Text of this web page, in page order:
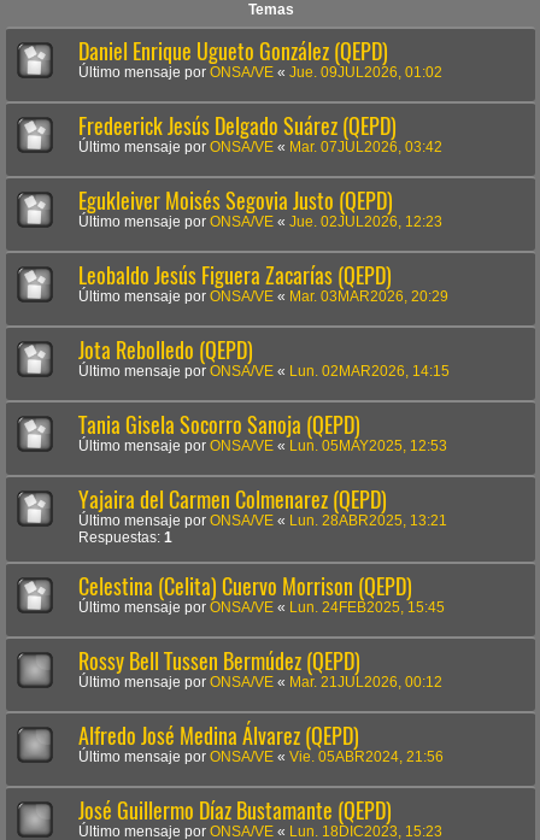
Temas
Daniel Enrique Ugueto González (QEPD)
Último mensaje por ONSA/VE « Jue. 09JUL2026, 01:02
Fredeerick Jesús Delgado Suárez (QEPD)
Último mensaje por ONSA/VE « Mar. 07JUL2026, 03:42
Egukleiver Moisés Segovia Justo (QEPD)
Último mensaje por ONSA/VE « Jue. 02JUL2026, 12:23
Leobaldo Jesús Figuera Zacarías (QEPD)
Último mensaje por ONSA/VE « Mar. 03MAR2026, 20:29
Jota Rebolledo (QEPD)
Último mensaje por ONSA/VE « Lun. 02MAR2026, 14:15
Tania Gisela Socorro Sanoja (QEPD)
Último mensaje por ONSA/VE « Lun. 05MAY2025, 12:53
Yajaira del Carmen Colmenarez (QEPD)
Último mensaje por ONSA/VE «
Lun. 28ABR2025, 13:21
Respuestas: 1
Celestina (Celita) Cuervo Morrison (QEPD)
Último mensaje por ONSA/VE « Lun. 24FEB2025, 15:45
Rossy Bell Tussen Bermúdez (QEPD)
Último mensaje por ONSA/VE « Mar. 21JUL2026, 00:12
Alfredo José Medina Álvarez (QEPD)
Último mensaje por ONSA/VE « Vie. 05ABR2024, 21:56
José Guillermo Díaz Bustamante (QEPD)
Último mensaje por ONSA/VE « Lun. 18DIC2023, 15:23